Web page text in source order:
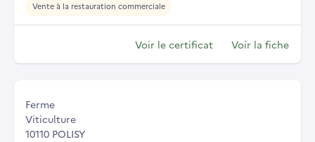
Vente à la restauration commerciale
Voir le certificat Voir la fiche
Ferme
Viticulture
10110 POLISY